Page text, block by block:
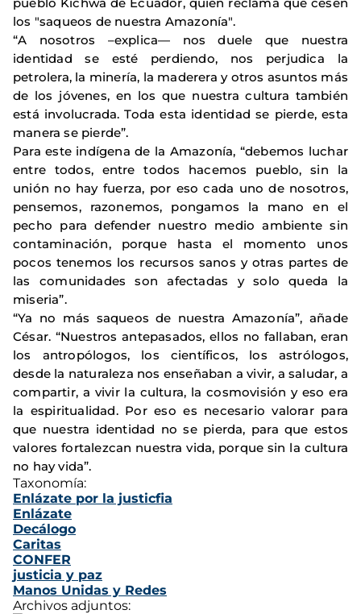
los "saqueos de nuestra Amazonía".
“A nosotros –explica— nos duele que nuestra
identidad se esté perdiendo, nos perjudica la
petrolera, la minería, la maderera y otros asuntos más
de los jóvenes, en los que nuestra cultura también
está involucrada. Toda esta identidad se pierde, esta
manera se pierde”.
Para este indígena de la Amazonía, “debemos luchar
entre todos, entre todos hacemos pueblo, sin la
unión no hay fuerza, por eso cada uno de nosotros,
pensemos, razonemos, pongamos la mano en el
pecho para defender nuestro medio ambiente sin
contaminación, porque hasta el momento unos
pocos tenemos los recursos sanos y otras partes de
las comunidades son afectadas y solo queda la
miseria”.
“Ya no más saqueos de nuestra Amazonía”, añade
César. “Nuestros antepasados, ellos no fallaban, eran
los antropólogos, los científicos, los astrólogos,
desde la naturaleza nos enseñaban a vivir, a saludar, a
compartir, a vivir la cultura, la cosmovisión y eso era
la espiritualidad. Por eso es necesario valorar para
que nuestra identidad no se pierda, para que estos
valores fortalezcan nuestra vida, porque sin la cultura
no hay vida”.
Taxonomía:
Enlázate por la justicfia
Enlázate
Decálogo
Caritas
CONFER
justicia y paz
Manos Unidas y Redes
Archivos adjuntos: